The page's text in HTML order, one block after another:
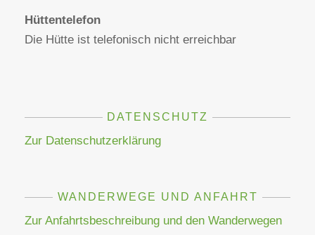
Hüttentelefon
Die Hütte ist telefonisch nicht erreichbar
DATENSCHUTZ
Zur Datenschutzerklärung
WANDERWEGE UND ANFAHRT
Zur Anfahrtsbeschreibung und den Wanderwegen